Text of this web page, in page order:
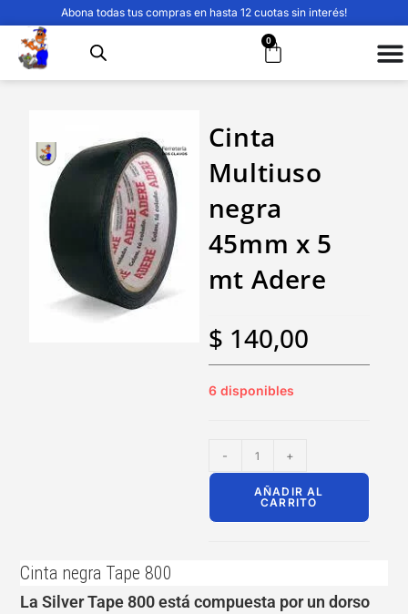
Abona todas tus compras en hasta 12 cuotas sin interés!
0
Cinta
Multiuso
negra
45mm x 5
mt Adere
$ 140,00
6 disponibles
- +
AÑADIR AL
CARRITO
Cinta negra Tape 800
La Silver Tape 800 está compuesta por un dorso